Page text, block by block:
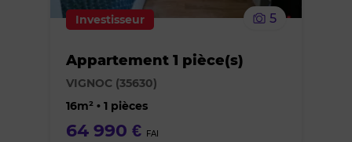
Investisseur 5
Appartement 1 pièce(s)
VIGNOC (35630)
16m² • 1 pièces
64 990 € FAI